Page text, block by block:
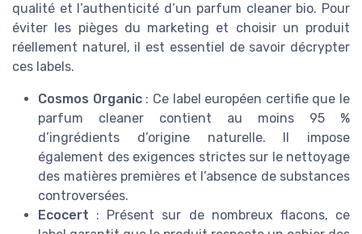
qualité et l’authenticité d’un parfum cleaner bio. Pour
éviter les pièges du marketing et choisir un produit
réellement naturel, il est essentiel de savoir décrypter
ces labels.
Cosmos Organic: Ce label européen certifie que le
parfum cleaner contient au moins 95 %
d’ingrédients d’origine naturelle. Il impose
également des exigences strictes sur le nettoyage
des matières premières et l’absence de substances
controversées.
Ecocert : Présent sur de nombreux flacons, ce